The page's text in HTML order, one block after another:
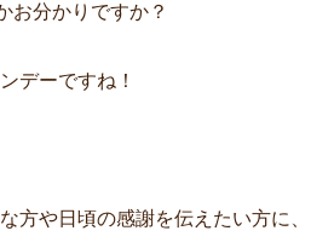
お分かりですか？
デーですね！
方や日頃の感謝を伝えたい方に、